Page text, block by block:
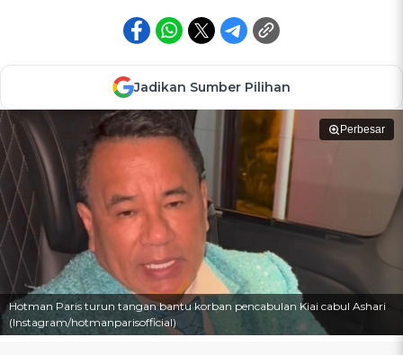
Jadikan Sumber Pilihan
Perbesar
Hotman Paris turun tangan bantu korban pencabulan Kiai cabul Ashari
(Instagram/hotmanparisofficial)